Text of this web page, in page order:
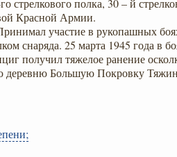
стрелкового полка, 30 – й
Красной Армии.
участие в рукопашных
снаряда. 25 марта 1945 года в
получил тяжелое ранение
деревню Большую Покровку